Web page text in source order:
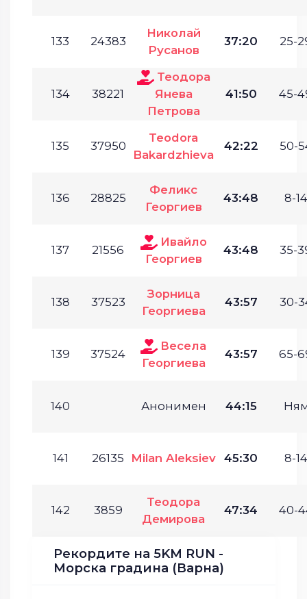
133 24383
Николай
Русанов
37:20 25-
134 38221
Теодора
Янева
Петрова
41:50 45-
135 37950
Teodora
Bakardzhieva
42:22 50-
136 28825
Феликс
Георгиев
43:48 8-
137 21556
Ивайло
Георгиев
43:48 35-
138 37523
Зорница
Георгиева
43:57 30-
139 37524
Весела
Георгиева
43:57 65-
140 Анонимен 44:15
141 26135 Milan Aleksiev 45:30 8-
142 3859
Теодора
Демирова
47:34 40-
Рекордите на 5KM RUN -
Морска градина (Варна)